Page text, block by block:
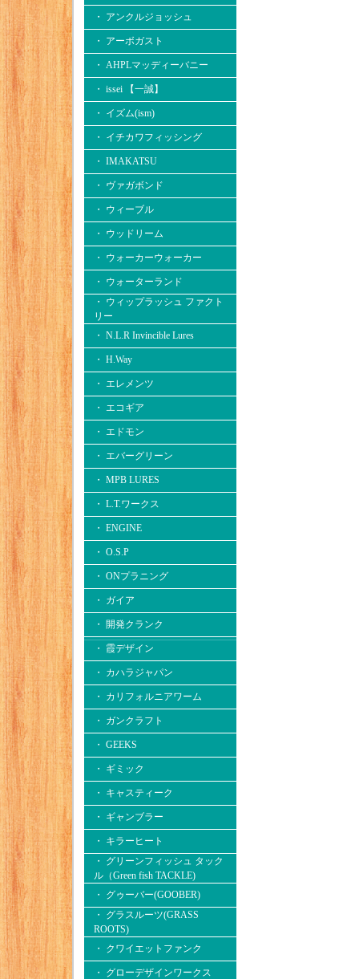
・ アンクルジョッシュ
・ アーボガスト
・ AHPLマッディーバニー
・ issei 【一誠】
・ イズム(ism)
・ イチカワフィッシング
・ IMAKATSU
・ ヴァガボンド
・ ウィーブル
・ ウッドリーム
・ ウォーカーウォーカー
・ ウォーターランド
・ ウィップラッシュ ファクト
リー
・ N.L.R Invincible Lures
・ H.Way
・ エレメンツ
・ エコギア
・ エドモン
・ エバーグリーン
・ MPB LURES
・ L.T.ワークス
・ ENGINE
・ O.S.P
・ ONプラニング
・ ガイア
・ 開発クランク
・ 霞デザイン
・ カハラジャパン
・ カリフォルニアワーム
・ ガンクラフト
・ GEEKS
・ ギミック
・ キャスティーク
・ ギャンブラー
・ キラーヒート
・ グリーンフィッシュ タック
ル（Green fish TACKLE)
・ グゥーバー(GOOBER)
・ グラスルーツ(GRASS
ROOTS)
・ クワイエットファンク
・ グローデザインワークス